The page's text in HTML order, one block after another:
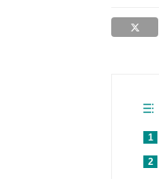
1
2